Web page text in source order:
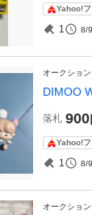
Yahoo!
1 8/
オークション
DIMOO
落札 900
Yahoo!
1 8/
オークション